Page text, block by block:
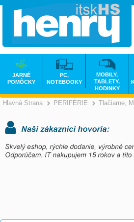
Hlavná Strana >
PERIFÉRIE Tlačiarne,
JARNÉ
POMÔCKY
PC,
NOTEBOOKY
MOBILY,
TABLETY,
HODINKY